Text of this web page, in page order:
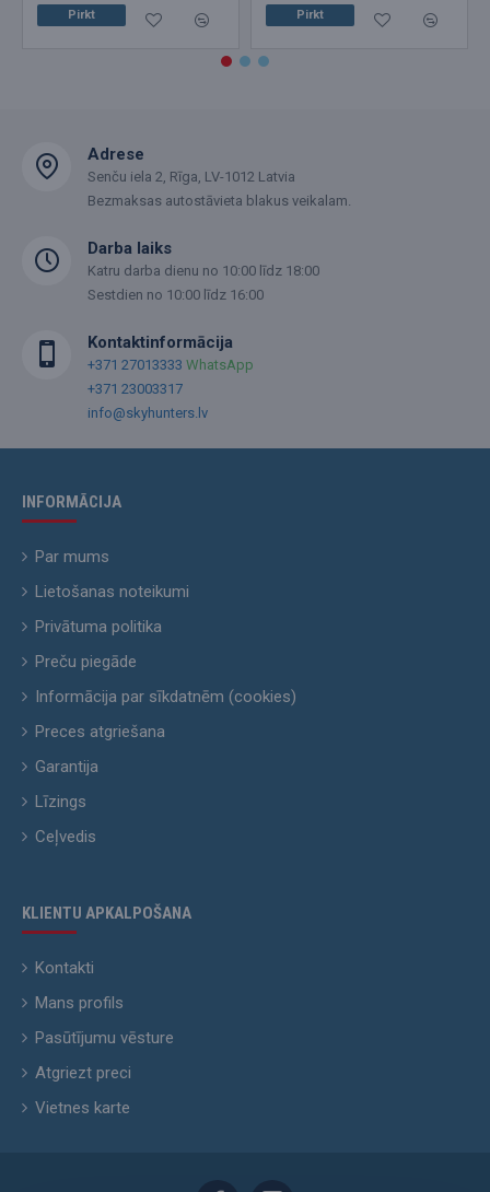
Pirkt Pirkt
Adrese
Senču iela 2, Rīga, LV-1012 Latvia
Bezmaksas autostāvieta blakus veikalam.
Darba laiks
Katru darba dienu no 10:00 līdz 18:00
Sestdien no 10:00 līdz 16:00
Kontaktinformācija
+371 27013333 WhatsApp
+371 23003317
info@skyhunters.lv
INFORMĀCIJA
Par mums
Lietošanas noteikumi
Privātuma politika
Preču piegāde
Informācija par sīkdatnēm (cookies)
Preces atgriešana
Garantija
Līzings
Ceļvedis
KLIENTU APKALPOŠANA
Kontakti
Mans profils
Pasūtījumu vēsture
Atgriezt preci
Vietnes karte